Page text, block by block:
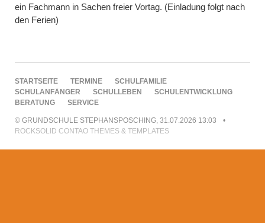
ein Fachmann in Sachen freier Vortag. (Einladung folgt nach
den Ferien)
NAVIGATION
ÜBERSPRINGEN
STARTSEITE TERMINE
SCHULFAMILIE
SCHULANFÄNGER
SCHULLEBEN
SCHULENTWICKLUNG
BERATUNG
SERVICE
© GRUNDSCHULE STEPHANSPOSCHING, 31.07.2026 13:03
ROCKSOLID CONTAO THEMES & TEMPLATES